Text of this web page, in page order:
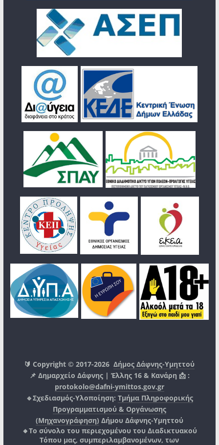
🔰 Copyright © 2017-2026Δήμος Δάφνης-Υμηττού
📌 Δημαρχείο Δάφνης | Έλλης 16 & Κανάρη 📩 :
protokolo@dafni-ymittos.gov.gr
🔹Σχεδιασμός-Υλοποίηση: Τμήμα Πληροφορικής
Προγραμματισμού & Οργάνωσης
(Μηχανογράφηση) Δήμου Δάφνης-Υμηττού
🔸Το σύνολο του περιεχομένου του Διαδικτυακού
Τόπου μας, συμπεριλαμβανομένων, των